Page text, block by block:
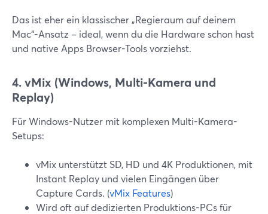
Das ist eher ein klassischer „Regieraum auf deinem
Mac“-Ansatz – ideal, wenn du die Hardware schon hast
und native Apps Browser-Tools vorziehst.
4. vMix (Windows, Multi-Kamera und
Replay)
Für Windows-Nutzer mit komplexen Multi-Kamera-
Setups:
vMix unterstützt SD, HD und 4K Produktionen, mit
Instant Replay und vielen Eingängen über
Capture Cards. (vMix Features)
Wird oft auf dedizierten Produktions-PCs für